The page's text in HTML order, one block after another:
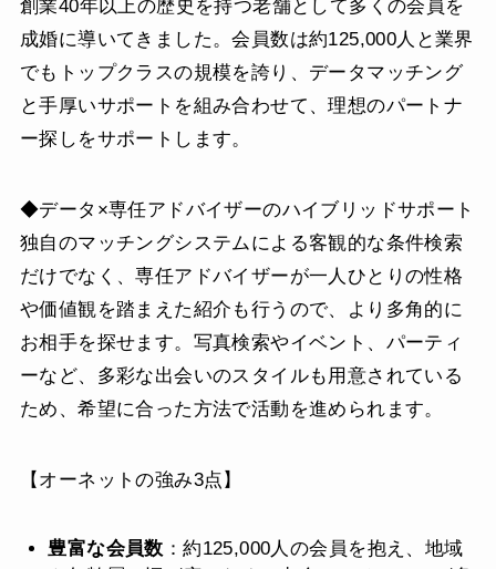
創業40年以上の歴史を持つ老舗として多くの会員を
成婚に導いてきました。会員数は約125,000人と業界
でもトップクラスの規模を誇り、データマッチング
と手厚いサポートを組み合わせて、理想のパートナ
ー探しをサポートします。
◆データ×専任アドバイザーのハイブリッドサポート
独自のマッチングシステムによる客観的な条件検索
だけでなく、専任アドバイザーが一人ひとりの性格
や価値観を踏まえた紹介も行うので、より多角的に
お相手を探せます。写真検索やイベント、パーティ
ーなど、多彩な出会いのスタイルも用意されている
ため、希望に合った方法で活動を進められます。
【オーネットの強み3点】
豊富な会員数 ：約125,000人の会員を抱え、地域